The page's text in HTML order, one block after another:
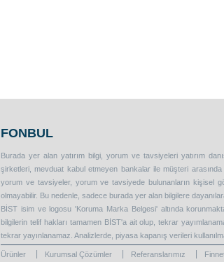
FONBUL
Burada yer alan yatırım bilgi, yorum ve tavsiyeleri yatırım
şirketleri, mevduat kabul etmeyen bankalar ile müşteri
yorum ve tavsiyeler, yorum ve tavsiyede bulunanların kişisel
olmayabilir. Bu nedenle, sadece burada yer alan bilgilere
BİST isim ve logosu 'Koruma Marka Belgesi' altında
bilgilerin telif hakları tamamen BİST'a ait olup, tekrar
tekrar yayınlanamaz. Analizlerde, piyasa kapanış verileri
Ürünler Kurumsal Çözümler Referanslarımız